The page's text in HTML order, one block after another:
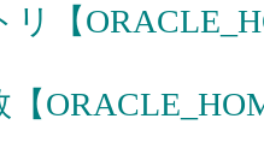
リ【
【